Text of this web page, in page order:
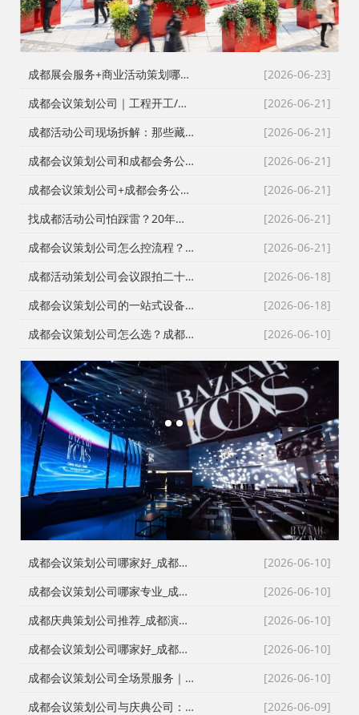
[2026-06-23]
成都展会服务+商业活动策划哪家好？成都活动公司舞台布置演出一体化服务商
[2026-06-21]
成都会议策划公司｜工程开工/奠基/封顶/竣工仪式全案执行，成都会务接待公司搞定政企工程类高严谨度庆典活动
[2026-06-21]
成都活动公司现场拆解：那些藏在桁架与鲜花背后的“执行暗线”
[2026-06-21]
成都会议策划公司和成都会务公司到底差在哪？成都活动公司老策划师的真话
[2026-06-21]
成都会议策划公司+成都会务公司+成都会务服务公司：成都活动公司老策划师不愿公开的执行细节
[2026-06-21]
找成都活动公司怕踩雷？20年资深操盘手拆解宝宝宴与寿宴布置的隐形门槛
[2026-06-21]
成都会议策划公司怎么控流程？从LED大屏幕到沙画定制的全链路避坑指南
[2026-06-18]
成都活动策划公司会议跟拍二十七年的镜头逻辑：从医学会议到年会直播的现场记录
[2026-06-18]
成都会议策划公司的一站式设备配套：从舞台搭建到LED屏的现场逻辑
[2026-06-10]
成都会议策划公司怎么选？成都会务公司与成都活动执行公司全流程服务拆解
1 2 3
[2026-06-10]
成都会议策划公司哪家好_成都活动执行公司_成都庆典公司_火壶打铁花非遗表演全资源覆盖
[2026-06-10]
成都会议策划公司哪家专业_成都活动执行公司_成都庆典策划公司_全场景演艺资源快速匹配
[2026-06-10]
成都庆典策划公司推荐_成都演艺公司_成都活动执行公司_成都大型活动策划公司一手资源物美价廉
[2026-06-10]
成都会议策划公司哪家好_成都庆典策划公司排名_成都会务公司_成都活动执行公司专业团队推荐
[2026-06-10]
成都会议策划公司全场景服务｜成都活动公司活动类型全覆盖，成都会务公司一站式解决方案
[2026-06-09]
成都会议策划公司与庆典公司：红星商贸高难度活动执行实录